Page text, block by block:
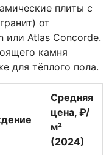
плиты с
от
или Atlas Concorde.
камня
для тёплого пола.
Средняя
цена, ₽/
м²
(2024)